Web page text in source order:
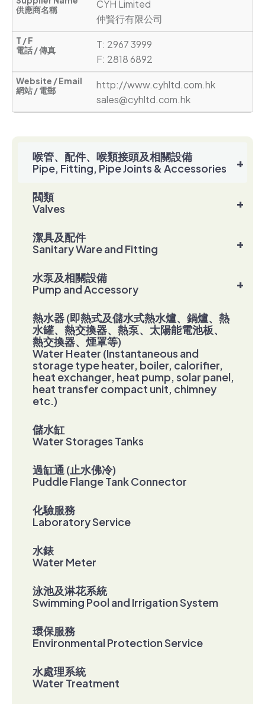
+
喉管、配件、喉類接頭及相關設備
Pipe, Fitting, Pipe Joints & Accessories
+
閥類
Valves
+
潔具及配件
Sanitary Ware and Fitting
+
水泵及相關設備
Pump and Accessory
熱水器 (即熱式及儲水式熱水爐、鍋爐、熱
水罐、熱交換器、熱泵、太陽能電池板、
熱交換器、煙罩等)
Water Heater (Instantaneous and
storage type heater, boiler, calorifier,
heat exchanger, heat pump, solar panel,
heat transfer compact unit, chimney
etc.)
儲水缸
Water Storages Tanks
過缸通 (止水佛冷)
Puddle Flange Tank Connector
化驗服務
Laboratory Service
水錶
Water Meter
泳池及淋花系統
Swimming Pool and Irrigation System
環保服務
Environmental Protection Service
水處理系統
Water Treatment
CYH Limited
仲賢行有限公司
T: 2967 3999
F: 2818 6892
http://www.cyhltd.com.hk
sales@cyhltd.com.hk